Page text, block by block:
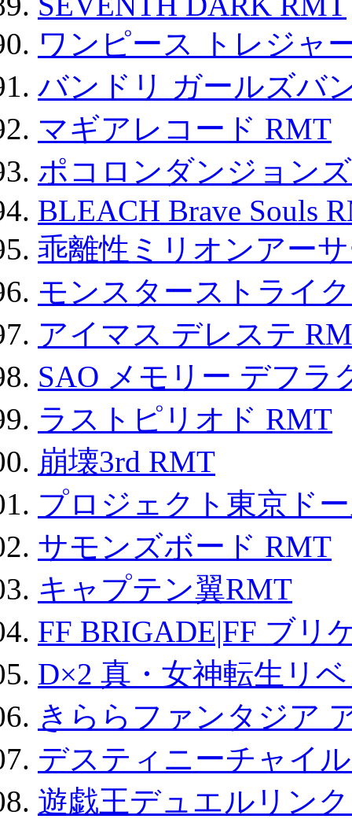
ワンピース トレジャ
バンドリ ガールズバ
マギアレコード RMT
ポコロンダンジョン
BLEACH Brave Souls
乖離性ミリオンアー
モンスターストライ
アイマス デレステ
SAO メモリー デフラ
ラストピリオド RMT
崩壊3rd RMT
プロジェクト東京ド
サモンズボード RMT
キャプテン翼RMT
FF BRIGADE|FF ブリ
D×2 真・女神転生リ
きららファンタジア
デスティニーチャイ
遊戯王デュエルリン